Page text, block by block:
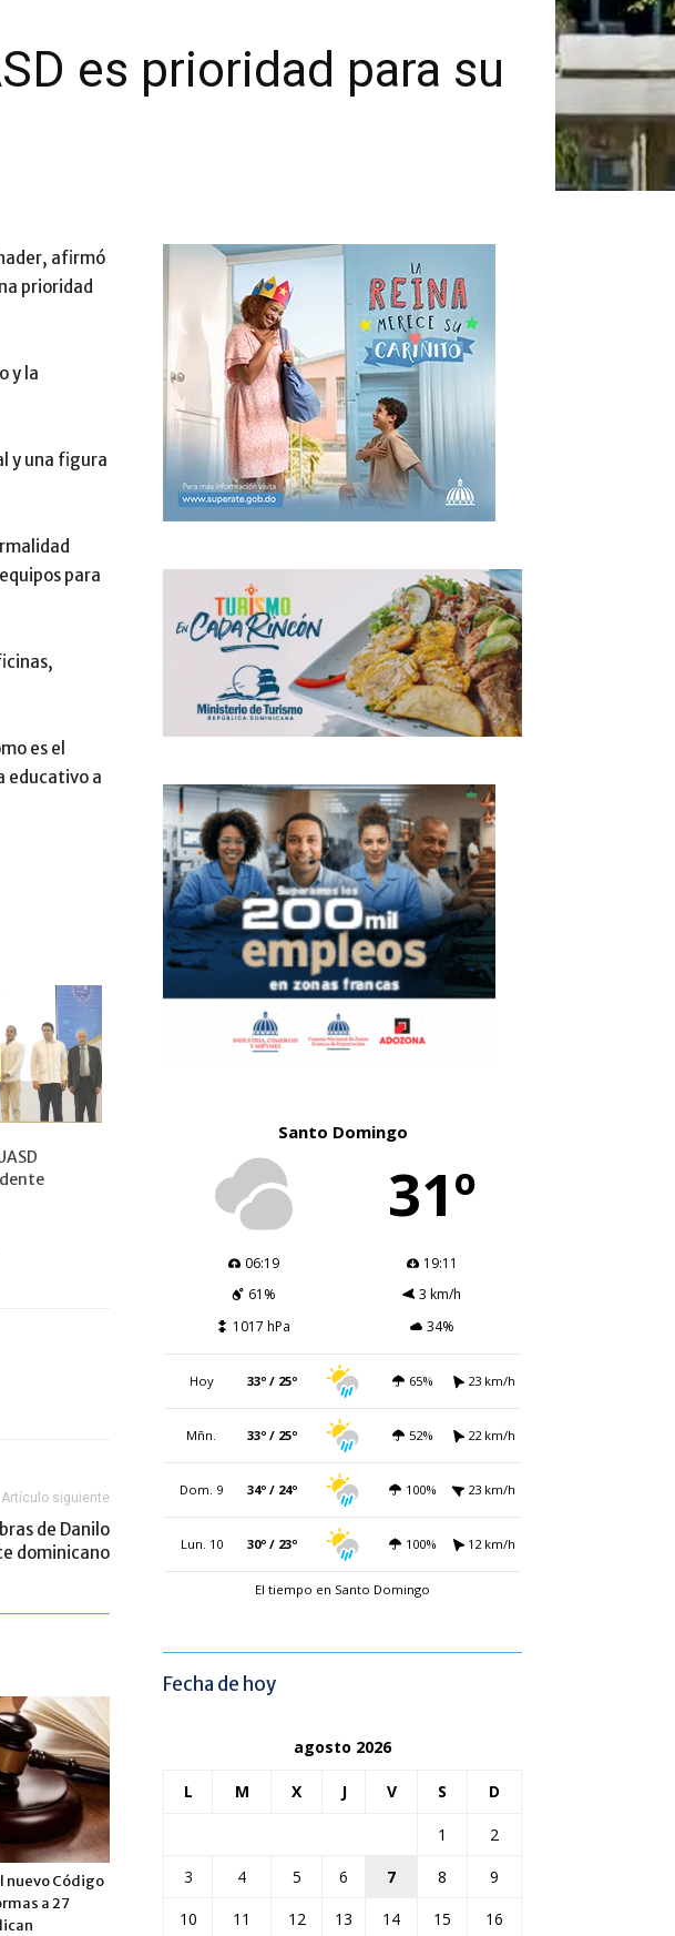
es prioridad para su
afirmó
prioridad
y la
y una figura
para
es el
educativo a
Artículo siguiente
de Danilo
dominicano
nuevo Código
a 27
Santo Domingo
31º
06:19
19:11
61%
3 km/h
1017 hPa
34%
Hoy 33º / 25º 65% 23 km/h
Mñn. 33º / 25º 52% 22 km/h
Dom. 9 34º / 24º 100% 23 km/h
Lun. 10 30º / 23º 100% 12 km/h
El tiempo en Santo Domingo
Fecha de hoy
agosto 2026
L M X J V S D
1
2
3
4 5 6 7 8
9
10
11 12 13 14 15
16